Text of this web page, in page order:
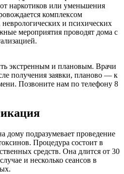
от наркотиков или уменьшения
комплексом
неврологических и психических
мероприятия проводят дома с
экстренным и плановым. Врачи
получения заявки, планово — к
Позвоните нам по телефону 8
дому подразумевает проведение
Процедура состоит в
средств. Она длится от 30
и несколько сеансов в